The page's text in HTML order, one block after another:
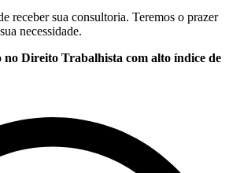
receber sua consultoria. Teremos o prazer
necessidade.
no Direito Trabalhista com alto índice de